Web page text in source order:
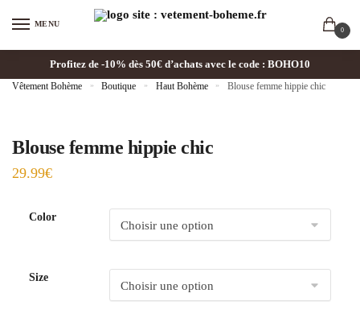
MENU
0
Profitez de -10% dès 50€ d’achats avec le code : BOHO10
Vêtement Bohème » Boutique » Haut Bohème » Blouse femme hippie chic
Blouse femme hippie chic
29.99€
Color
Size